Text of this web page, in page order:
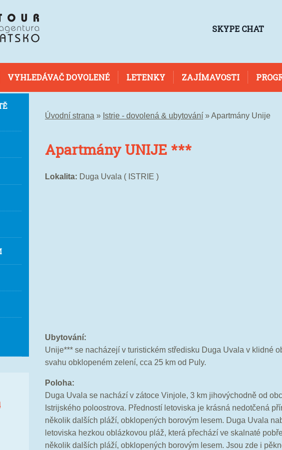
SKYPE CHAT
Úvodní strana » Istrie - dovolená & ubytování »Apartmány Unije
Apartmány UNIJE ***
Lokalita: Duga Uvala ( ISTRIE )
Unije*** se nacházejí v turistickém středisku Duga Uvala v klidné
svahu obklopeném zelení, cca 25 km od Puly.
Poloha:
Duga Uvala se nachází v zátoce Vinjole, 3 km jihovýchodně od
Istrijského poloostrova. Předností letoviska je krásná nedotčená
několik dalších pláží, obklopených borovým lesem. Duga Uvala
letoviska hezkou oblázkovou pláž, která přechází ve skalnaté
několik dalších pláží, obklopených borovým lesem. Jsou zde i
VYHLEDÁVAČ DOVOLENÉ LETENKY ZAJÍMAVOSTI